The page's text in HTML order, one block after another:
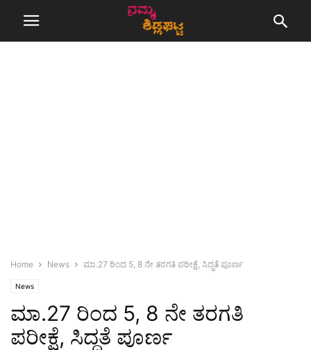
Home News ಮಾ.27 ರಿಂದ 5, 8 ನೇ ತರಗತಿ ಪರೀಕ್ಷೆ, ಸಿದ್ಧತೆ ಪೂರ್ಣ
News
ಮಾ.27 ರಿಂದ 5, 8 ನೇ ತರಗತಿ
ಪರೀಕ್ಷೆ, ಸಿದ್ಧತೆ ಪೂರ್ಣ